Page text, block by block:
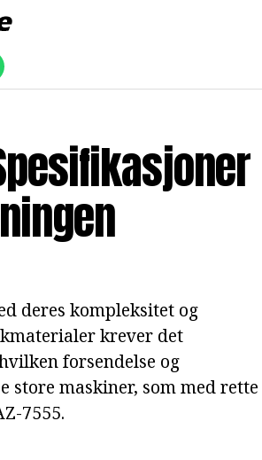
deres kompleksitet og
krever det
forsendelse og
store maskiner, som med rette
7555.